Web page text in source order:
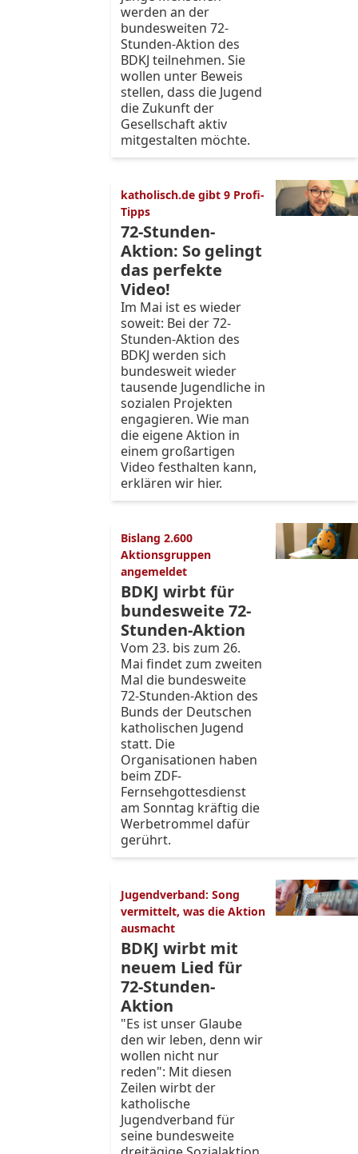
werden an der
bundesweiten 72-
Stunden-Aktion des
BDKJ teilnehmen. Sie
wollen unter Beweis
stellen, dass die Jugend
die Zukunft der
Gesellschaft aktiv
mitgestalten möchte.
katholisch.de gibt 9 Profi-
Tipps
72-Stunden-
Aktion: So gelingt
das perfekte
Video!
Im Mai ist es wieder
soweit: Bei der 72-
Stunden-Aktion des
BDKJ werden sich
bundesweit wieder
tausende Jugendliche in
sozialen Projekten
engagieren. Wie man
die eigene Aktion in
einem großartigen
Video festhalten kann,
erklären wir hier.
Bislang 2.600
Aktionsgruppen
angemeldet
BDKJ wirbt für
bundesweite 72-
Stunden-Aktion
Vom 23. bis zum 26.
Mai findet zum zweiten
Mal die bundesweite
72-Stunden-Aktion des
Bunds der Deutschen
katholischen Jugend
statt. Die
Organisationen haben
beim ZDF-
Fernsehgottesdienst
am Sonntag kräftig die
Werbetrommel dafür
gerührt.
Jugendverband: Song
vermittelt, was die Aktion
ausmacht
BDKJ wirbt mit
neuem Lied für
72-Stunden-
Aktion
"Es ist unser Glaube
den wir leben, denn wir
wollen nicht nur
reden": Mit diesen
Zeilen wirbt der
katholische
Jugendverband für
seine bundesweite